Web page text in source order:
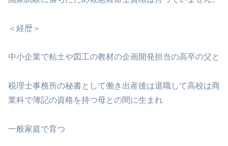
＜経歴＞
中小企業で粘土や図工の教材の企画開発担当の高卒の父と
税理士事務所の秘書として働き出産後は退職して高校は商
業科で簿記の資格を持つ母との間に生まれ
一般家庭で育つ